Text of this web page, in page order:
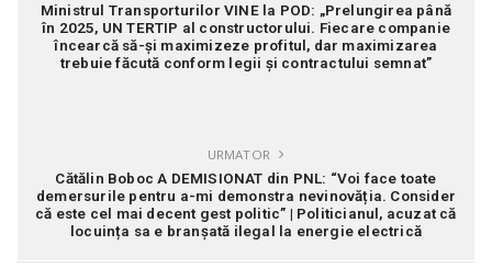
Ministrul Transporturilor VINE la POD: „Prelungirea până
în 2025, UN TERTIP al constructorului. Fiecare companie
încearcă să-și maximizeze profitul, dar maximizarea
trebuie făcută conform legii și contractului semnat”
URMATOR
Cătălin Boboc A DEMISIONAT din PNL: “Voi face toate
demersurile pentru a-mi demonstra nevinovăția. Consider
că este cel mai decent gest politic” | Politicianul, acuzat că
locuința sa e branșată ilegal la energie electrică